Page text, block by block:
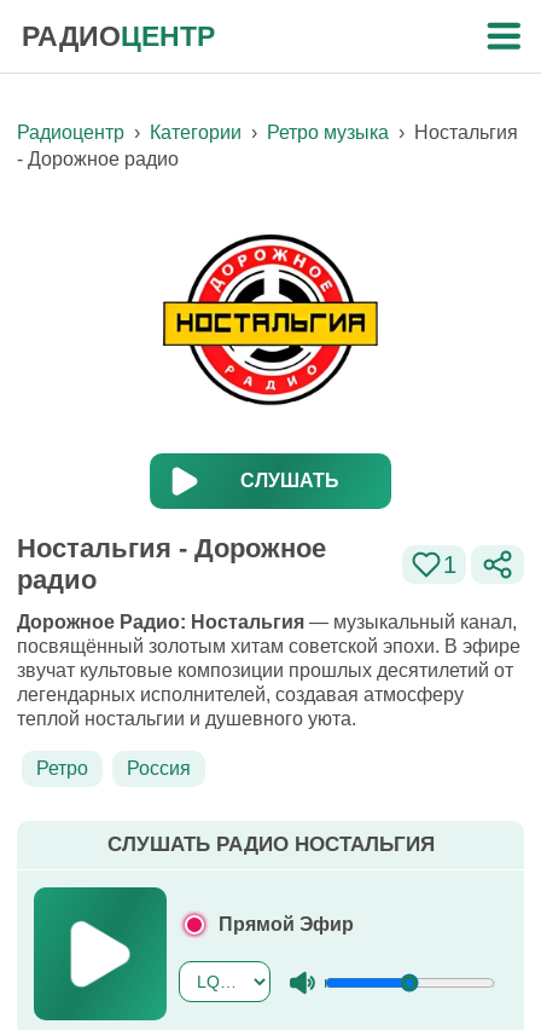
РАДИОЦЕНТР
Радиоцентр › Категории › Ретро музыка › Ностальгия
- Дорожное радио
СЛУШАТЬ
Ностальгия - Дорожное
радио
1
Дорожное Радио: Ностальгия — музыкальный канал,
посвящённый золотым хитам советской эпохи. В эфире
звучат культовые композиции прошлых десятилетий от
легендарных исполнителей, создавая атмосферу
теплой ностальгии и душевного уюта.
Ретро Россия
СЛУШАТЬ РАДИО НОСТАЛЬГИЯ
Прямой Эфир